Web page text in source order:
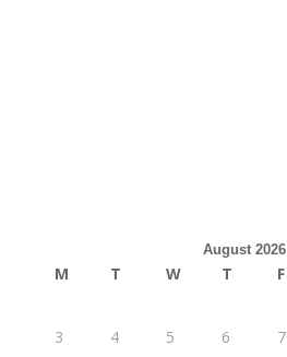
August 2026
M T W T F
3
4 5 6 7